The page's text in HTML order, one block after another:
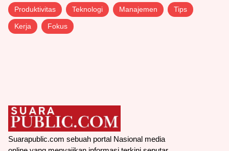
Produktivitas Teknologi Manajemen Tips
Kerja Fokus
Suarapublic.com sebuah portal Nasional media